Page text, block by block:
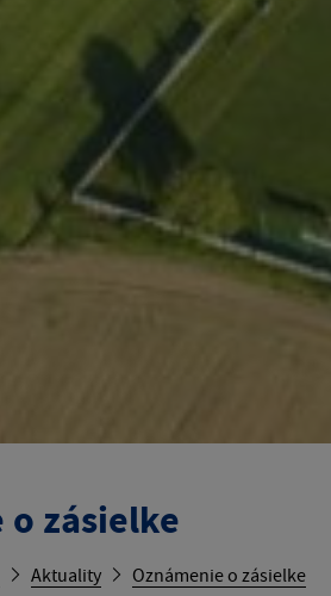
o zásielke
Aktuality Oznámenie o zásielke